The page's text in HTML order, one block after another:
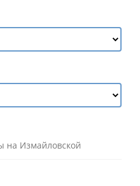
на Измайловской